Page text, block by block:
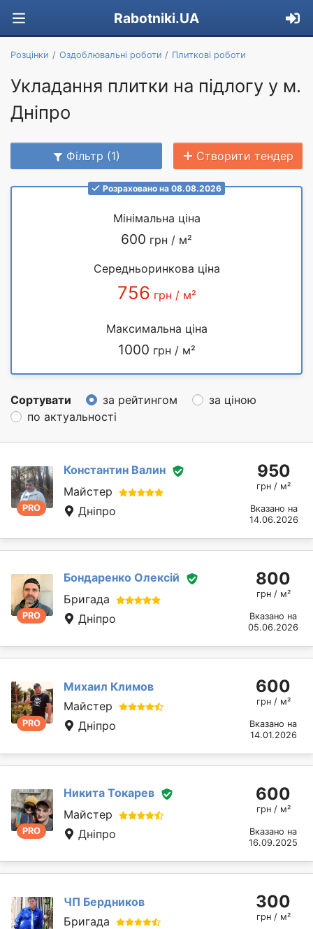
Rabotniki.UA
Розцінки Оздоблювальні роботи Плиткові роботи
Укладання плитки на підлогу у м.
Дніпро
Фільтр (1) Створити тендер
Розраховано на 08.08.2026
Мінімальна ціна
600 грн / м²
Середньоринкова ціна
756 грн / м²
Максимальна ціна
1000 грн / м²
Сортувати за рейтингом
за ціною
по актуальності
PRO
Константин Валин
Майстер
Дніпро
950
грн / м²
Вказано на
14.06.2026
PRO
Бондаренко Олексій
Бригада
Дніпро
800
грн / м²
Вказано на
05.06.2026
PRO
Михаил Климов
Майстер
Дніпро
600
грн / м²
Вказано на
14.01.2026
PRO
Никита Токарев
Майстер
Дніпро
600
грн / м²
Вказано на
16.09.2025
ЧП Бердников
Бригада
300
грн / м²